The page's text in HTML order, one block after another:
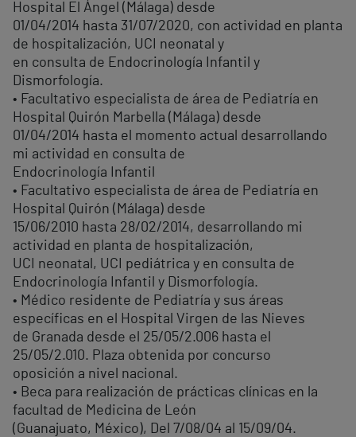
Hospital El Ángel (Málaga) desde
01/04/2014 hasta 31/07/2020, con actividad en planta
de hospitalización, UCI neonatal y
en consulta de Endocrinología Infantil y
Dismorfología.
• Facultativo especialista de área de Pediatría en
Hospital Quirón Marbella (Málaga) desde
01/04/2014 hasta el momento actual desarrollando
mi actividad en consulta de
Endocrinología Infantil
• Facultativo especialista de área de Pediatría en
Hospital Quirón (Málaga) desde
15/06/2010 hasta 28/02/2014, desarrollando mi
actividad en planta de hospitalización,
UCI neonatal, UCI pediátrica y en consulta de
Endocrinología Infantil y Dismorfología.
• Médico residente de Pediatría y sus áreas
específicas en el Hospital Virgen de las Nieves
de Granada desde el 25/05/2.006 hasta el
25/05/2.010. Plaza obtenida por concurso
oposición a nivel nacional.
• Beca para realización de prácticas clínicas en la
facultad de Medicina de León
(Guanajuato, México), Del 7/08/04 al 15/09/04.